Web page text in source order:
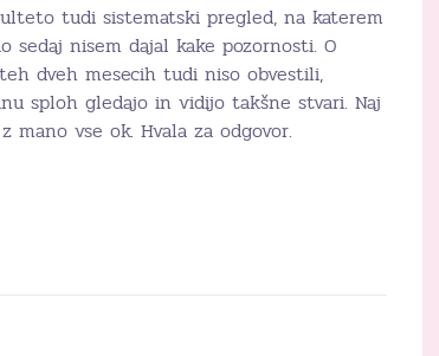
tudi sistematski pregled, na katerem
nisem dajal kake pozornosti. O
dveh mesecih tudi niso obvestili,
sploh gledajo in vidijo takšne stvari. Naj
mano vse ok. Hvala za odgovor.